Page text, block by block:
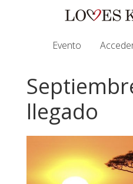
principal
lateral
principal
Evento
llegado